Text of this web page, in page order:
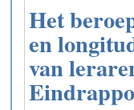
Het
en
van